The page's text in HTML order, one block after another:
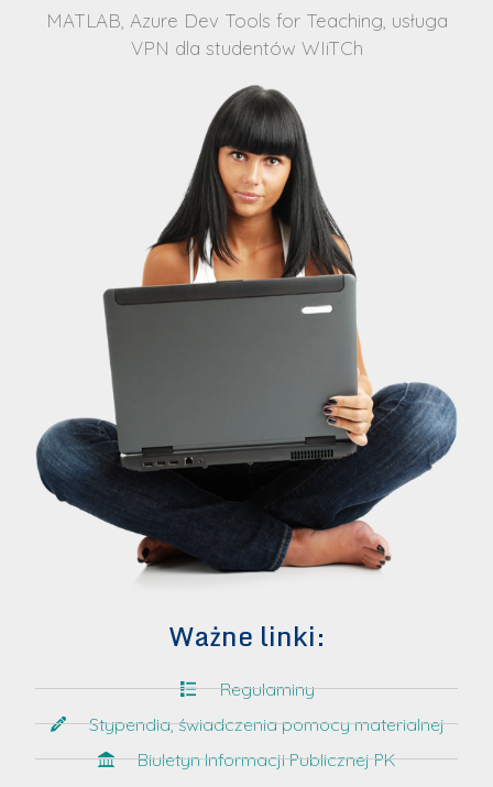
MATLAB, Azure Dev Tools for Teaching, usługa
VPN dla studentów WIiTCh
Ważne linki:
Regulaminy
Stypendia, świadczenia pomocy materialnej
Biuletyn Informacji Publicznej PK